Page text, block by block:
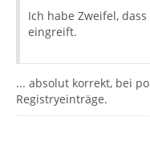
Ich habe Zweifel,
eingreift.
... absolut korrekt, bei
Registryeinträge.